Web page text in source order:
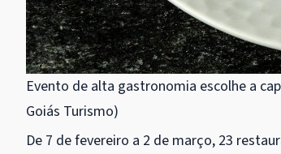
Evento de alta gastronomia escolhe a
Goiás Turismo)
De 7 de fevereiro a 2 de março, 23